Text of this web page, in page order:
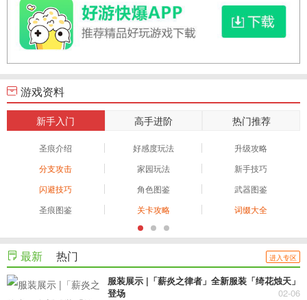
游戏资料
新手入门 高手进阶 热门推荐
圣痕介绍 好感度玩法
升级攻略
分支攻击
家园玩法
新手技巧
闪避技巧
角色图鉴
武器图鉴
圣痕图鉴
关卡攻略 词缀大全
最新 热门 进入专区
服装展示 |「薪炎之律者」全新服装「绮花烛天」
登场
02-06